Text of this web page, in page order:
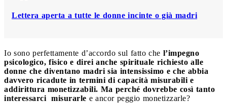
Lettera aperta a tutte le donne incinte o già madri
Io sono perfettamente d’accordo sul fatto che l’impegno
psicologico, fisico e direi anche spirituale richiesto alle
donne che diventano madri sia intensissimo e che abbia
davvero ricadute in termini di capacità misurabili e
addirittura monetizzabili. Ma perché dovrebbe così tanto
interessarci misurarle e ancor peggio monetizzarle?